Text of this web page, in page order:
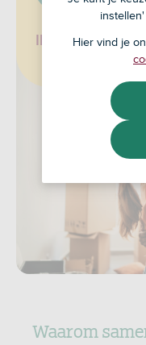
Ik ben al klant
Waarom
Hier vind je